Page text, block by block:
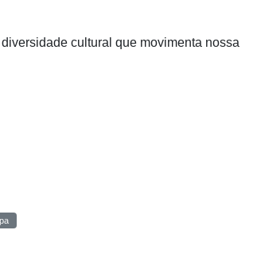
cultural que movimenta nossa